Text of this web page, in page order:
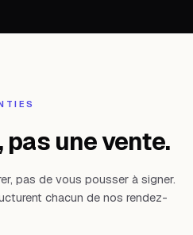
, pas une vente.
pas de vous pousser à signer.
chacun de nos rendez-